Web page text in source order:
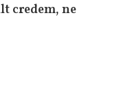
credem, ne